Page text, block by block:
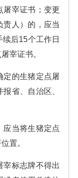
屠宰证书；变更
责人）的，应当
后15个工作日
宰证书。
的生猪定点屠
省、自治区、
当将生猪定点
置。
标志牌不得出